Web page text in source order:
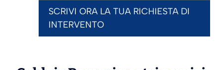
SCRIVI ORA LA TUA RICHIESTA DI
INTERVENTO